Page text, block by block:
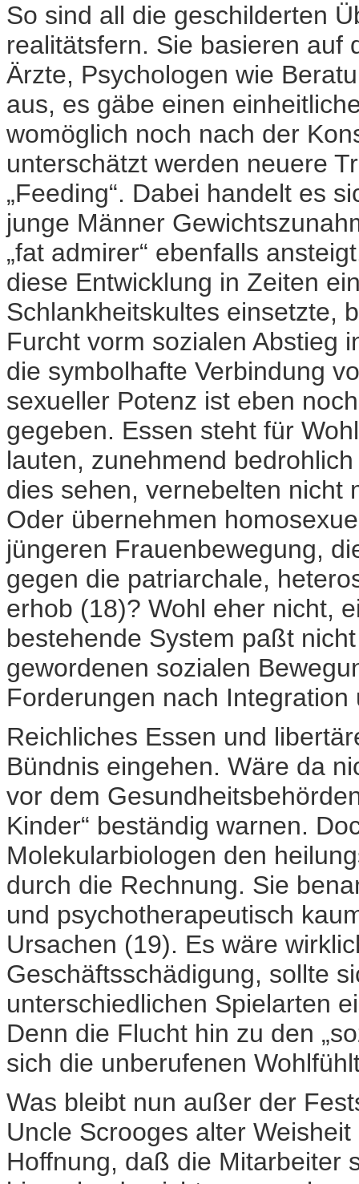
So sind all die geschilderten
realitätsfern. Sie basieren auf
Ärzte, Psychologen wie
aus, es gäbe einen
womöglich noch nach der
unterschätzt werden neuere
„Feeding“. Dabei handelt es
junge Männer
„fat admirer“ ebenfalls
diese Entwicklung in Zeiten
Schlankheitskultes einsetzte,
Furcht vorm sozialen Abstieg
die symbolhafte Verbindung
sexueller Potenz ist eben
gegeben. Essen steht für
lauten, zunehmend
dies sehen, vernebelten nicht
Oder übernehmen
jüngeren Frauenbewegung,
gegen die patriarchale,
erhob (18)? Wohl eher nicht,
bestehende System paßt
gewordenen sozialen
Forderungen nach
Reichliches Essen und
Bündnis eingehen. Wäre da
vor dem
Kinder“ beständig warnen.
Molekularbiologen den
durch die Rechnung. Sie
und psychotherapeutisch
Ursachen (19). Es wäre
Geschäftsschädigung, sollte
unterschiedlichen Spielarten
Denn die Flucht hin zu den
sich die unberufenen
Was bleibt nun außer der
Uncle Scrooges alter
Hoffnung, daß die Mitarbeiter